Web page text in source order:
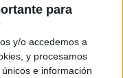
para
y/o accedemos a
y procesamos
e información
David (Dear
de un...
- 9 febrero, 2023